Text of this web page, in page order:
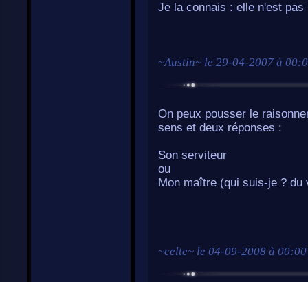
Je la connais : elle n'est pas
~Austin~ le 29-04-2007 à
On peux pousser le
sens et deux réponses :
Son serviteur
ou
Mon maître (qui suis-je ? du
~celte~ le 04-09-2008 à 00:00